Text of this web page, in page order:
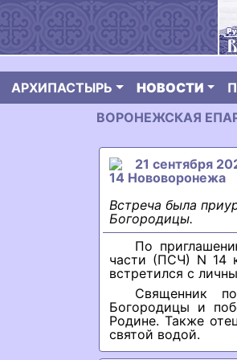
АРХИПАСТЫРЬ НОВОСТИ
ВОРОНЕЖСКАЯ
21 сентября
14 Нововоронежа
Встреча была
Богородицы.
По
части (ПСЧ) N 14
встретился с
Священник
Богородицы и
Родине. Также
святой водой.